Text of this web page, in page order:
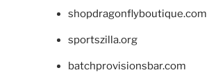
shopdragonflyboutique.com
sportszilla.org
batchprovisionsbar.com